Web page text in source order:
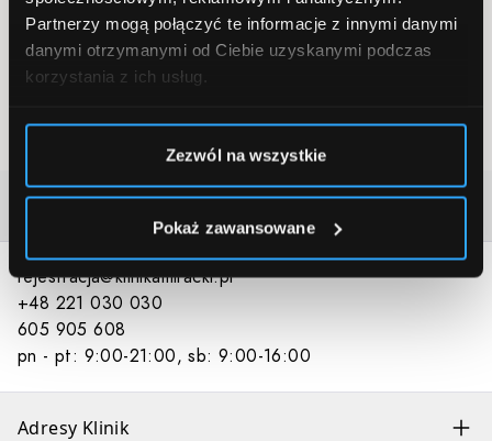
Partnerzy mogą połączyć te informacje z innymi danymi
danymi otrzymanymi od Ciebie uzyskanymi podczas
korzystania z ich usług.
Zezwól na wszystkie
Pokaż zawansowane
Wyrażam zgodę naRegulamin oraz przetwarzanie moich danych
osobowych na zasadach określonych w
Polityce Prywatnościspółki
cywilnej Klinika Miracki.
Kontakt (porady, recepcja)
rejestracja@klinikamiracki.pl
+48 221 030 030
605 905 608
pn - pt: 9:00-21:00, sb: 9:00-16:00
Adresy Klinik